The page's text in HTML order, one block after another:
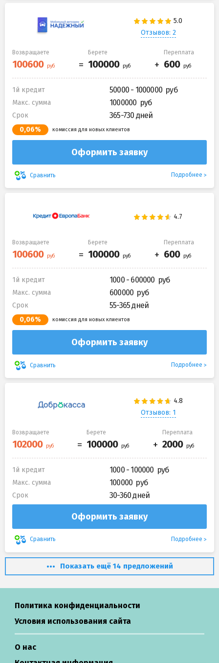
Отзывов: 2
Возвращаете Берете Переплата
1й кредит 50000 - 1000000
Макс. сумма 1000000
Срок 365-730 дней
0,06% комиссия для новых клиентов
Оформить заявку
Сравнить Подробнее
Возвращаете Берете Переплата
1й кредит 1000 - 600000
Макс. сумма 600000
Срок 55-365 дней
0,06% комиссия для новых клиентов
Оформить заявку
Сравнить Подробнее
Отзывов: 1
Возвращаете Берете Переплата
1й кредит 1000 - 100000
Макс. сумма 100000
Срок 30-360 дней
Оформить заявку
Сравнить Подробнее
Показать ещё 14 предложений
Политика конфиденциальности
Условия использования сайта
О нас